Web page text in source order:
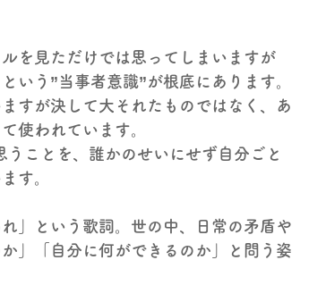
を見ただけでは思ってしまいますが
いう”当事者意識”が根底にあります。
すが決して大それたものではなく、あ
使われています。
ことを、誰かのせいにせず自分ごと
す。
」という歌詞。世の中、日常の矛盾や
」「自分に何ができるのか」と問う姿